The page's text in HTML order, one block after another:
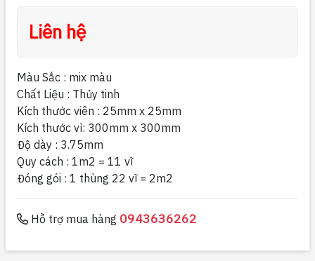
Liên hệ
Màu Sắc : mix màu
Chất Liệu : Thủy tinh
Kích thước viên : 25mm x 25mm
Kích thước vỉ: 300mm x 300mm
Độ dày : 3.75mm
Quy cách : 1m2 = 11 vĩ
Đóng gói : 1 thùng 22 vĩ = 2m2
Hỗ trợ mua hàng 0943636262